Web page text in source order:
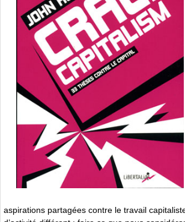
aspirations partagées contre le travail